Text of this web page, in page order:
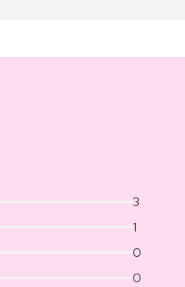
3
1
0
0